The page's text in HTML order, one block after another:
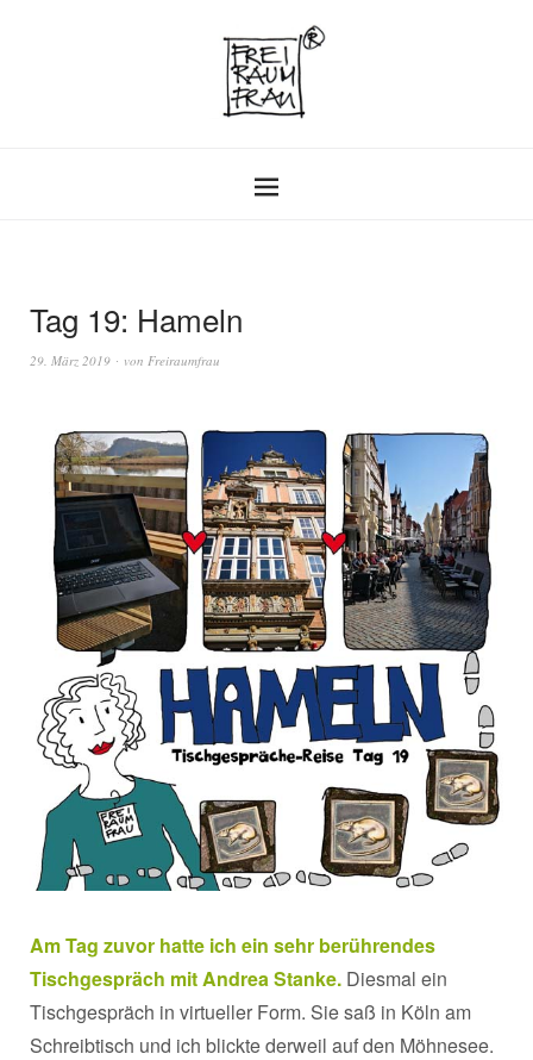
Tag 19: Hameln
29. März 2019 von Freiraumfrau
Am Tag zuvor hatte ich ein sehr berührendes
Tischgespräch mit Andrea Stanke. Diesmal ein
Tischgespräch in virtueller Form. Sie saß in Köln am
Schreibtisch und ich blickte derweil auf den Möhnesee.